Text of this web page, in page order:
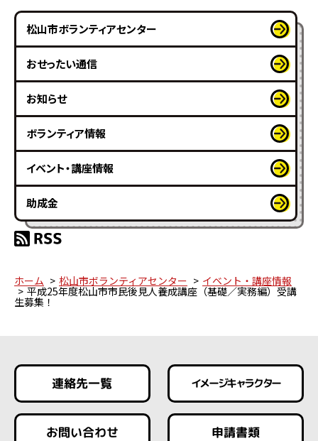
松山市ボランティアセンター
おせったい通信
お知らせ
ボランティア情報
イベント・講座情報
助成金
ホーム 松山市ボランティアセンター イベント・講座情報
平成25年度松山市市民後見人養成講座（基礎／実務編）受講
生募集！
連絡先一覧 イメージキャラクター
お問い合わせ 申請書類